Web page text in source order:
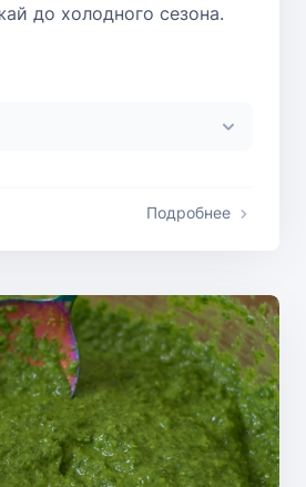
до холодного сезона.
Подробнее